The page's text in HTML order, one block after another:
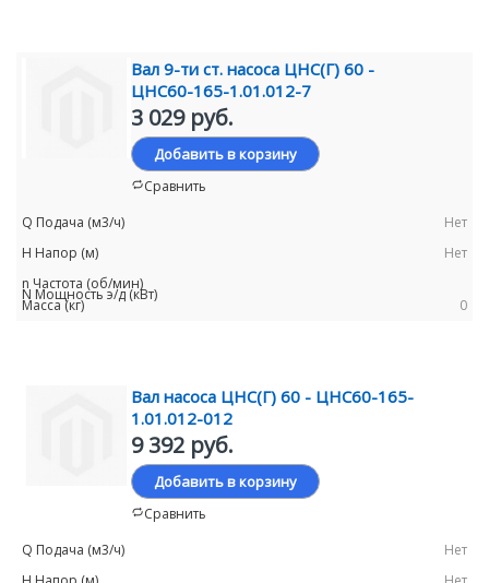
Вал 9-ти ст. насоса ЦНС(Г) 60 -
ЦНС60-165-1.01.012-7
3 029 руб.
Добавить в корзину
Сравнить
Нет
Нет
0
Вал насоса ЦНС(Г) 60 - ЦНС60-165-
1.01.012-012
9 392 руб.
Добавить в корзину
Сравнить
Нет